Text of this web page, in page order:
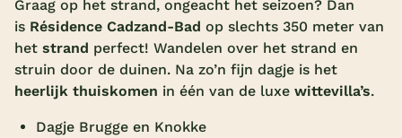
Overdekt zwembad
Wildwaterbaan
Indoor speeltuin
Alle populaire faciliteiten
Graag op het strand, ongeacht het seizoen? Dan
is Résidence Cadzand-Bad op slechts 350 meter van
het strand perfect! Wandelen over het strand en
struin door de duinen. Na zo’n fijn dagje is het
heerlijk thuiskomen in één van de luxe wittevilla’s.
Dagje Brugge en Knokke